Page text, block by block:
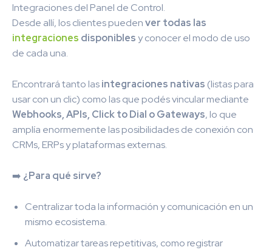
Integraciones del Panel de Control.
Desde allí, los clientes puedenver todas las
integraciones disponiblesy conocer el modo de uso
de cada una.
Encontrará tanto lasintegraciones nativas (listas para
usar con un clic) como las que podés vincular mediante
Webhooks, APIs, Click to Dial o Gateways, lo que
amplía enormemente las posibilidades de conexión con
CRMs, ERPs y plataformas externas.
➡️ ¿Para qué sirve?
Centralizar toda la información y comunicación en un
mismo ecosistema.
Automatizar tareas repetitivas, como registrar